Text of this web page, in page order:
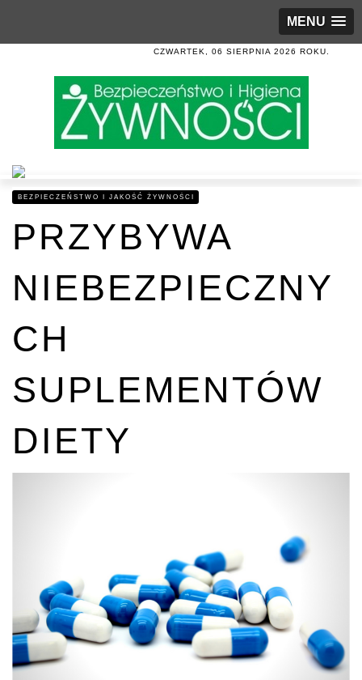
MENU
CZWARTEK, 06 SIERPNIA 2026 ROKU.
BEZPIECZEŃSTWO I JAKOŚĆ ŻYWNOŚCI
PRZYBYWA
NIEBEZPIECZNY
CH
SUPLEMENTÓW
DIETY